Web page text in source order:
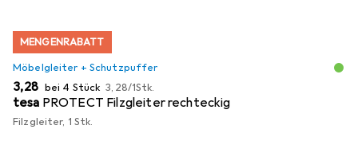
MENGENRABATT
Möbelgleiter + Schutzpuffer
EUR
3,28 bei 4 Stück EUR
3,28/1Stk.
tesa PROTECT Filzgleiter rechteckig
Filzgleiter, 1 Stk.